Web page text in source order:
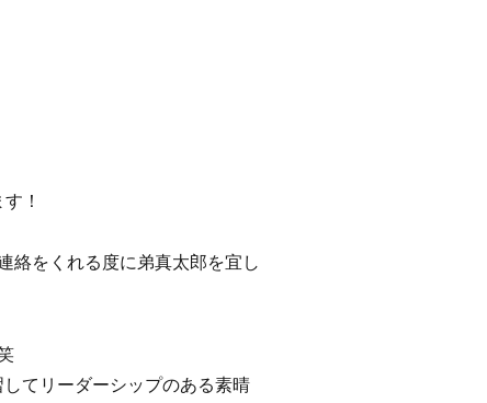
！
絡をくれる度に弟真太郎を宜し
てリーダーシップのある素晴